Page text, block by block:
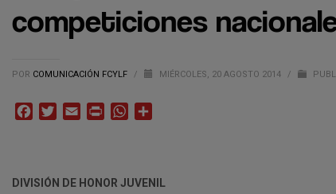
competiciones
POR COMUNICACIÓN FCYLF / MIÉRCOLES, 20 AGOSTO 2014 /
FacebookTwitterEmail Print WhatsApp
DIVISIÓN DE HONOR JUVENIL